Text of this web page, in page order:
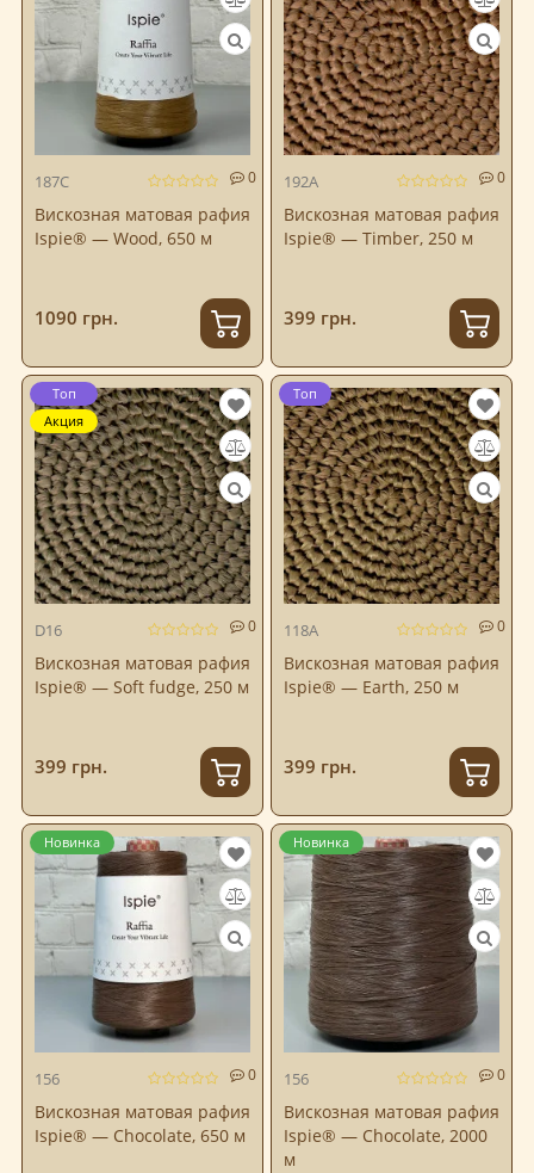
187C 0
Вискозная матовая рафия
Ispie® — Wood, 650 м
1090 грн.
192A 0
Вискозная матовая рафия
Ispie® — Timber, 250 м
399 грн.
D16 0
Вискозная матовая рафия
Ispie® — Soft fudge, 250 м
Топ
Акция
399 грн.
118A 0
Вискозная матовая рафия
Ispie® — Earth, 250 м
Топ
399 грн.
156 0
Вискозная матовая рафия
Ispie® — Chocolate, 650 м
Новинка
156 0
Вискозная матовая рафия
Ispie® — Chocolate, 2000
м
Новинка